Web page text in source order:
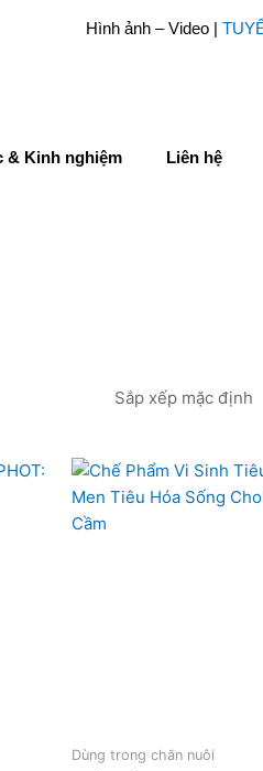
Hình ảnh – Video |
& Kinh nghiệm Liên hệ
Dùng trong chăn nuôi